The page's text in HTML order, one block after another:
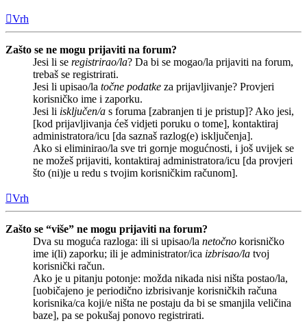
Vrh
Zašto se ne mogu prijaviti na forum?
Jesi li se registrirao/la? Da bi se mogao/la prijaviti na forum,
trebaš se registrirati.
Jesi li upisao/la točne podatke za prijavljivanje? Provjeri
korisničko ime i zaporku.
Jesi li isključen/a s foruma [zabranjen ti je pristup]? Ako jesi,
[kod prijavljivanja ćeš vidjeti poruku o tome], kontaktiraj
administratora/icu [da saznaš razlog(e) isključenja].
Ako si eliminirao/la sve tri gornje mogućnosti, i još uvijek se
ne možeš prijaviti, kontaktiraj administratora/icu [da provjeri
što (ni)je u redu s tvojim korisničkim računom].
Vrh
Zašto se “više” ne mogu prijaviti na forum?
Dva su moguća razloga: ili si upisao/la netočno korisničko
ime i(li) zaporku; ili je administrator/ica izbrisao/la tvoj
korisnički račun.
Ako je u pitanju potonje: možda nikada nisi ništa postao/la,
[uobičajeno je periodično izbrisivanje korisničkih računa
korisnika/ca koji/e ništa ne postaju da bi se smanjila veličina
baze], pa se pokušaj ponovo registrirati.